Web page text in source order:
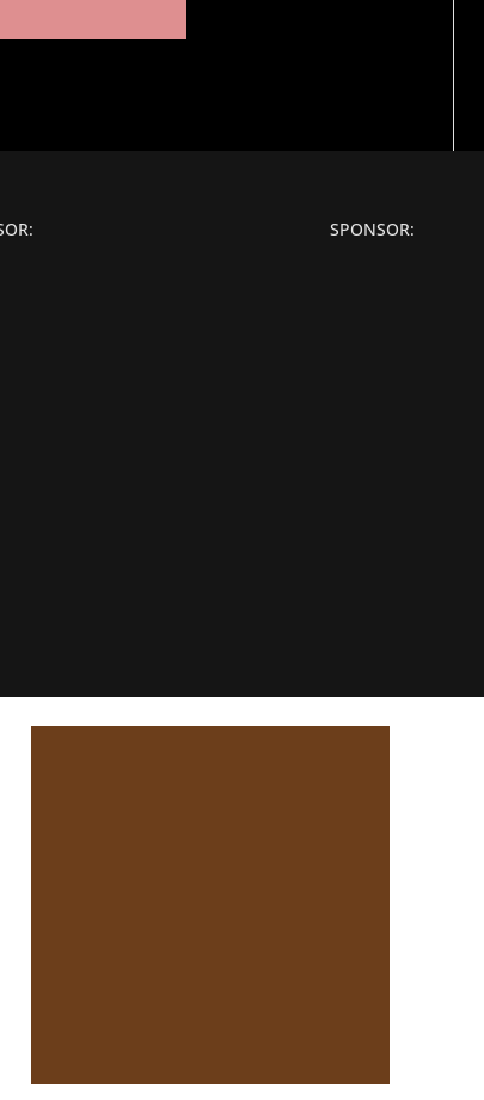
SPONSOR: